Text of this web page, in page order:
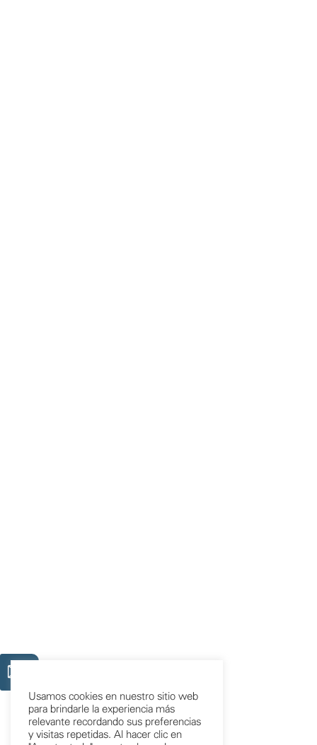
Usamos cookies en nuestro sitio web
para brindarle la experiencia más
relevante recordando sus preferencias
y visitas repetidas. Al hacer clic en